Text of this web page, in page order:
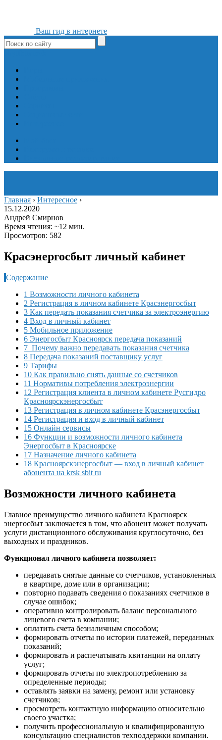
Ваш гид в интернете
Главная › Интересное ›
15.12.2020
Андрей Смирнов
Время чтения: ~12 мин.
Просмотров: 582
Красэнергосбыт личный кабинет
Содержание
1 Возможности личного кабинета
2 Регистрация в личном кабинете Красэнергосбыт
3 Как передать показания счетчика за электроэнергию
4 Вход в личный кабинет
5 Мобильное приложение
6 Энергосбыт Красноярск передача показаний
7 Почему важно передавать показания счетчика
8 Передача показаний поставщику услуг
9 Тарифы
10 Как правильно снять данные со счетчиков
11 Нормативы потребления электроэнергии
12 Регистрация клиента в личном кабинете Русгидро
Красноярскэнергосбыт
13 Регистрация в личном кабинете Красэнергосбыт
14 Регистрация и вход в личный кабинет
15 Онлайн сервисы
16 Функции и возможности личного кабинета
Энергосбыт в Красноярске
17 Назначение личного кабинета
18 Красноярскэнергосбыт — вход в личный кабинет
абонента на krsk sbit ru
Возможности личного кабинета
Главное преимущество личного кабинета Красноярск
энергосбыт заключается в том, что абонент может получать
услуги дистанционного обслуживания круглосуточно, без
выходных и праздников.
Функционал личного кабинета позволяет:
передавать снятые данные со счетчиков, установленных
в квартире, доме или в организации;
повторно подавать сведения о показаниях счетчиков в
случае ошибок;
оперативно контролировать баланс персонального
лицевого счета в компании;
оплатить счета безналичным способом;
формировать отчеты по истории платежей, переданных
показаний;
формировать и распечатывать квитанции на оплату
услуг;
формировать отчеты по электропотреблению за
определенные периоды;
оставлять заявки на замену, ремонт или установку
счетчиков;
просмотреть контактную информацию относительно
своего участка;
получить профессиональную и квалифицированную
консультацию специалистов техподдержки компании.